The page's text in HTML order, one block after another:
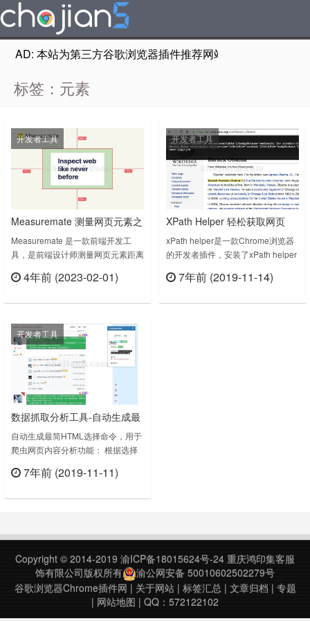
AD: 本站为第三方谷歌浏览器插件推荐网站，非Google
标签：元素
开发者工具
Measuremate 测量网页元素之
间距离
Measuremate 是一款前端开发工
具，是前端设计师测量网页元素距离
查到任何其他元素的所有距离，您可
问的任何网页，除非您单击
MeasureDate图标。安装后：单击
图标激活。将鼠标悬停在文档上，选
择锚定元素并将光标移动到任何其他
元素。Measure……
4年前 (2023-02-01)
开发者工具
XPath Helper 轻松获取网页
HTML元素的xPath
xPath helper是一款Chrome浏览器
的开发者插件，安装了xPath helper
xPath，程序员就再也不需要通过搜
7年前 (2019-11-14)
开发者工具
数据抓取分析工具-自动生成最
简HTML选择命令用于爬虫网
页内容分析
自动生成最简HTML选择命令，用于
爬虫网页内容分析功能： 根据选择
selector,并可以直接用于python
月12日数据抓取分析工具 v0.4上次
7年前 (2019-11-11)
Copyright © 2014-2019 渝ICP备18015624号-24 重庆鸿印集客服
饰有限公司版权所有
渝公网安备 50010602502279号
谷歌浏览器Chrome插件网 | 关于网站| 标签汇总| 文章归档 | 专题
| 网站地图 | QQ：572122102